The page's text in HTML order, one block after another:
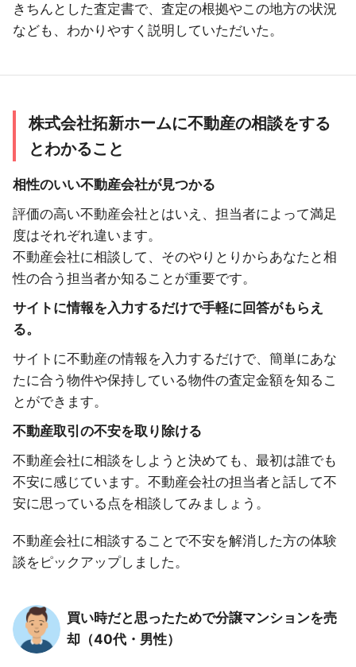
きちんとした査定書で、査定の根拠やこの地方の状況
なども、わかりやすく説明していただいた。
株式会社拓新ホームに不動産の相談をする
とわかること
相性のいい不動産会社が見つかる
評価の高い不動産会社とはいえ、担当者によって満足
度はそれぞれ違います。
不動産会社に相談して、そのやりとりからあなたと相
性の合う担当者か知ることが重要です。
サイトに情報を入力するだけで手軽に回答がもらえ
る。
サイトに不動産の情報を入力するだけで、簡単にあな
たに合う物件や保持している物件の査定金額を知るこ
とができます。
不動産取引の不安を取り除ける
不動産会社に相談をしようと決めても、最初は誰でも
不安に感じています。不動産会社の担当者と話して不
安に思っている点を相談してみましょう。
不動産会社に相談することで不安を解消した方の体験
談をピックアップしました。
買い時だと思ったためで分譲マンションを売
却（40代・男性）